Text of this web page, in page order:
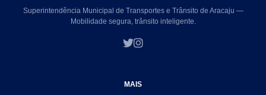
Superintendência Municipal de Transportes e Trânsito de Aracaju —
Mobilidade segura, trânsito inteligente.
MAIS